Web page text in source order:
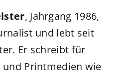
, Jahrgang 1986,
und lebt seit
Er schreibt für
Printmedien wie